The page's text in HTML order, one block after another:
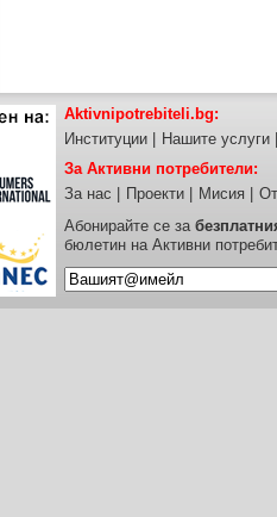
Aktivnipotrebiteli.bg:
Институции
Нашите услуги
За Активни потребители:
За нас
Проекти Мисия
Абонирайте се за
бюлетин на Активни